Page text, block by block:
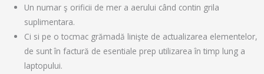
Un numar ş orificii de mer a aerului când contin grila
suplimentara.
Ci si pe o tocmac grămadă linişte de actualizarea elementelor,
de sunt în factură de esentiale prep utilizarea în timp lung a
laptopului.